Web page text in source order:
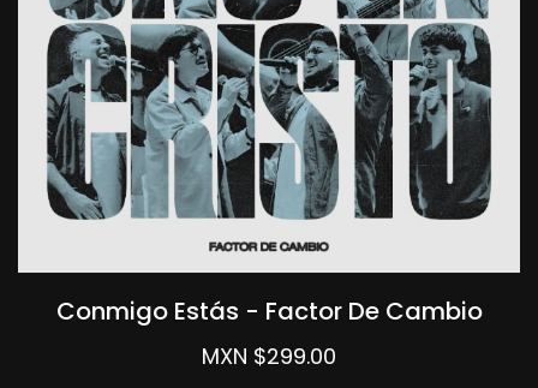
Conmigo Estás - Factor De Cambio
MXN $299.00